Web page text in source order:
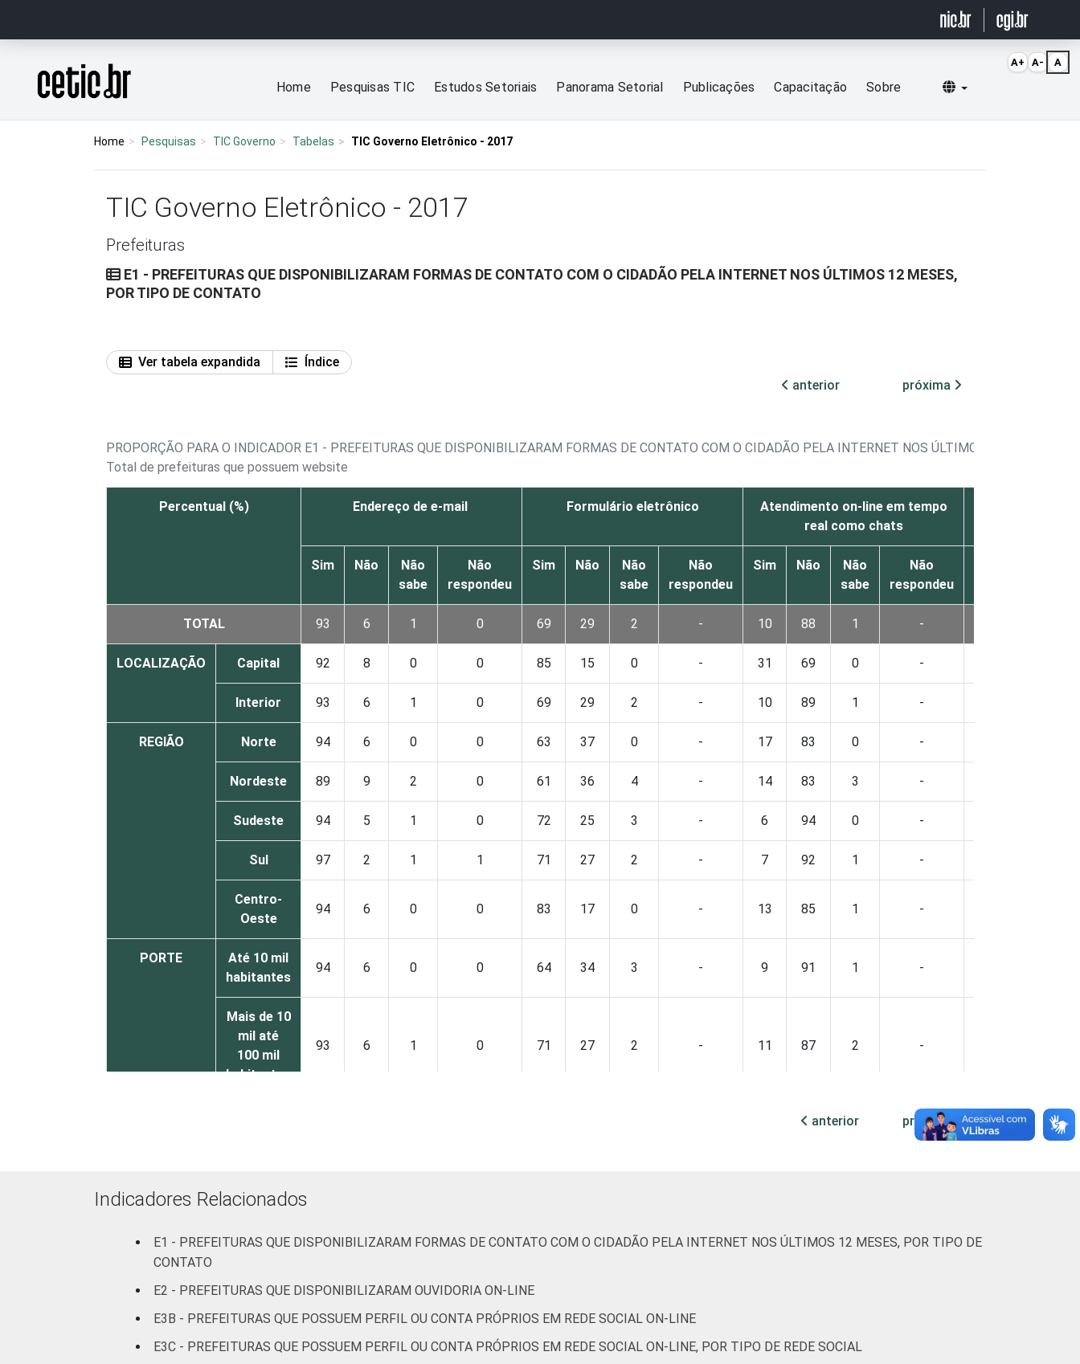
Página inicial
Home Pesquisas TIC Estudos Setoriais Panorama Setorial Publicações Capacitação Sobre Selecionar idioma
Home Pesquisas TIC Governo Tabelas TIC Governo Eletrônico - 2017
TIC Governo Eletrônico - 2017
Prefeituras
E1 - PREFEITURAS QUE DISPONIBILIZARAM FORMAS DE CONTATO COM O CIDADÃO PELA INTERNET NOS ÚLTIMOS 12 MESES,
POR TIPO DE CONTATO
Ver tabela expandida
Índice
anterior
próxima
PROPORÇÃO PARA O INDICADOR E1 - PREFEITURAS QUE DISPONIBILIZARAM FORMAS DE CONTATO COM O CIDADÃO PELA INTERNET NOS ÚLTIMOS 12 MESES,
Total de prefeituras que possuem website
Percentual (%) Endereço de e-mail Formulário eletrônico
Atendimento on-line em tempo
real como chats
Sim Não
Não
sabe
Não
respondeu
Sim Não
Não
sabe
Não
respondeu
Sim Não
Não
sabe
Não
respondeu
TOTAL 93 6 1 0 69 29 2 - 10 88 1 -
LOCALIZAÇÃO Capital 92 8 0 0 85 15 0 - 31 69 0 -
Interior 93 6 1 0 69 29 2 - 10 89 1 -
REGIÃO Norte 94 6 0 0 63 37 0 - 17 83 0 -
Nordeste 89 9 2 0 61 36 4 - 14 83 3 -
Sudeste 94 5 1 0 72 25 3 - 6 94 0 -
Sul 97 2 1 1 71 27 2 - 7 92 1 -
Centro-
Oeste
94 6 0 0 83 17 0 - 13 85 1 -
PORTE
Até 10 mil
habitantes
94 6 0 0 64 34 3 - 9 91 1 -
Mais de 10
mil até
100 mil
habitantes
93 6 1 0 71 27 2 - 11 87 2 -
habitantes
500 mil
93 8 0 0 90 10 0 - 23 78 0 - 83
Fonte: CGI.br/NIC.br, Centro Regional de Estudos para o Desenvolvimento da Sociedade da Informação (Cetic.br), Pesquisa sobre o uso das
anterior próxima
Indicadores Relacionados
E1 - PREFEITURAS QUE DISPONIBILIZARAM FORMAS DE CONTATO COM O CIDADÃO PELA INTERNET NOS ÚLTIMOS 12 MESES, POR TIPO DE
CONTATO
E2 - PREFEITURAS QUE DISPONIBILIZARAM OUVIDORIA ON-LINE
E3B - PREFEITURAS QUE POSSUEM PERFIL OU CONTA PRÓPRIOS EM REDE SOCIAL ON-LINE
E3C - PREFEITURAS QUE POSSUEM PERFIL OU CONTA PRÓPRIOS EM REDE SOCIAL ON-LINE, POR TIPO DE REDE SOCIAL
A+ A- A